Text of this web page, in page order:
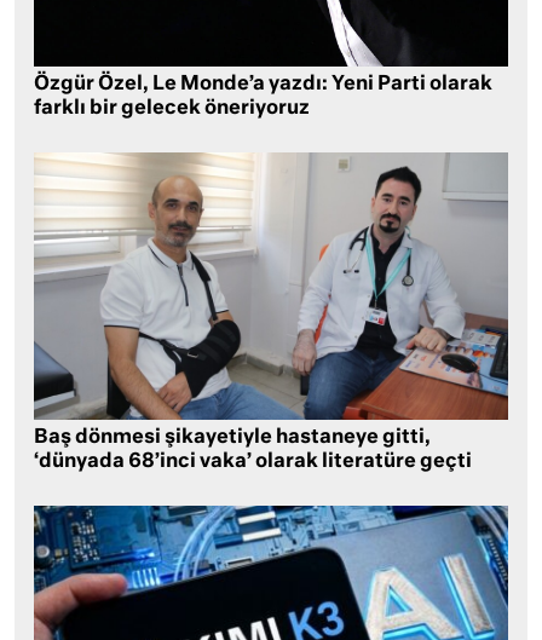
Özgür Özel, Le Monde’a yazdı: Yeni Parti olarak
farklı bir gelecek öneriyoruz
Baş dönmesi şikayetiyle hastaneye gitti,
‘dünyada 68’inci vaka’ olarak literatüre geçti